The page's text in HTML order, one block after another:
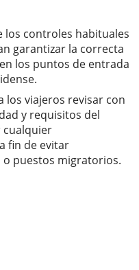
los controles habituales
garantizar la correcta
los puntos de entrada
los viajeros revisar con
y requisitos del
cualquier
fin de evitar
puestos migratorios.